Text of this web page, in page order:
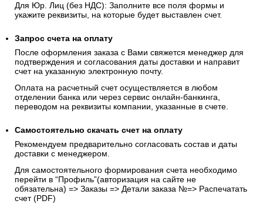
Для Юр. Лиц (без НДС): Заполните все поля формы и
укажите реквизиты, на которые будет выставлен счет.
Запрос счета на оплату
После оформления заказа с Вами свяжется менеджер для
подтверждения и согласования даты доставки и направит
счет на указанную электронную почту.
Оплата на расчетный счет осуществляется в любом
отделении банка или через сервис онлайн-банкинга,
переводом на реквизиты компании, указанные в счете.
Самостоятельно скачать счет на оплату
Рекомендуем предварительно согласовать состав и даты
доставки с менеджером.
Для самостоятельного формирования счета необходимо
перейти в “Профиль”(авторизация на сайте не
обязательна) => Заказы => Детали заказа №=> Распечатать
счет (PDF)